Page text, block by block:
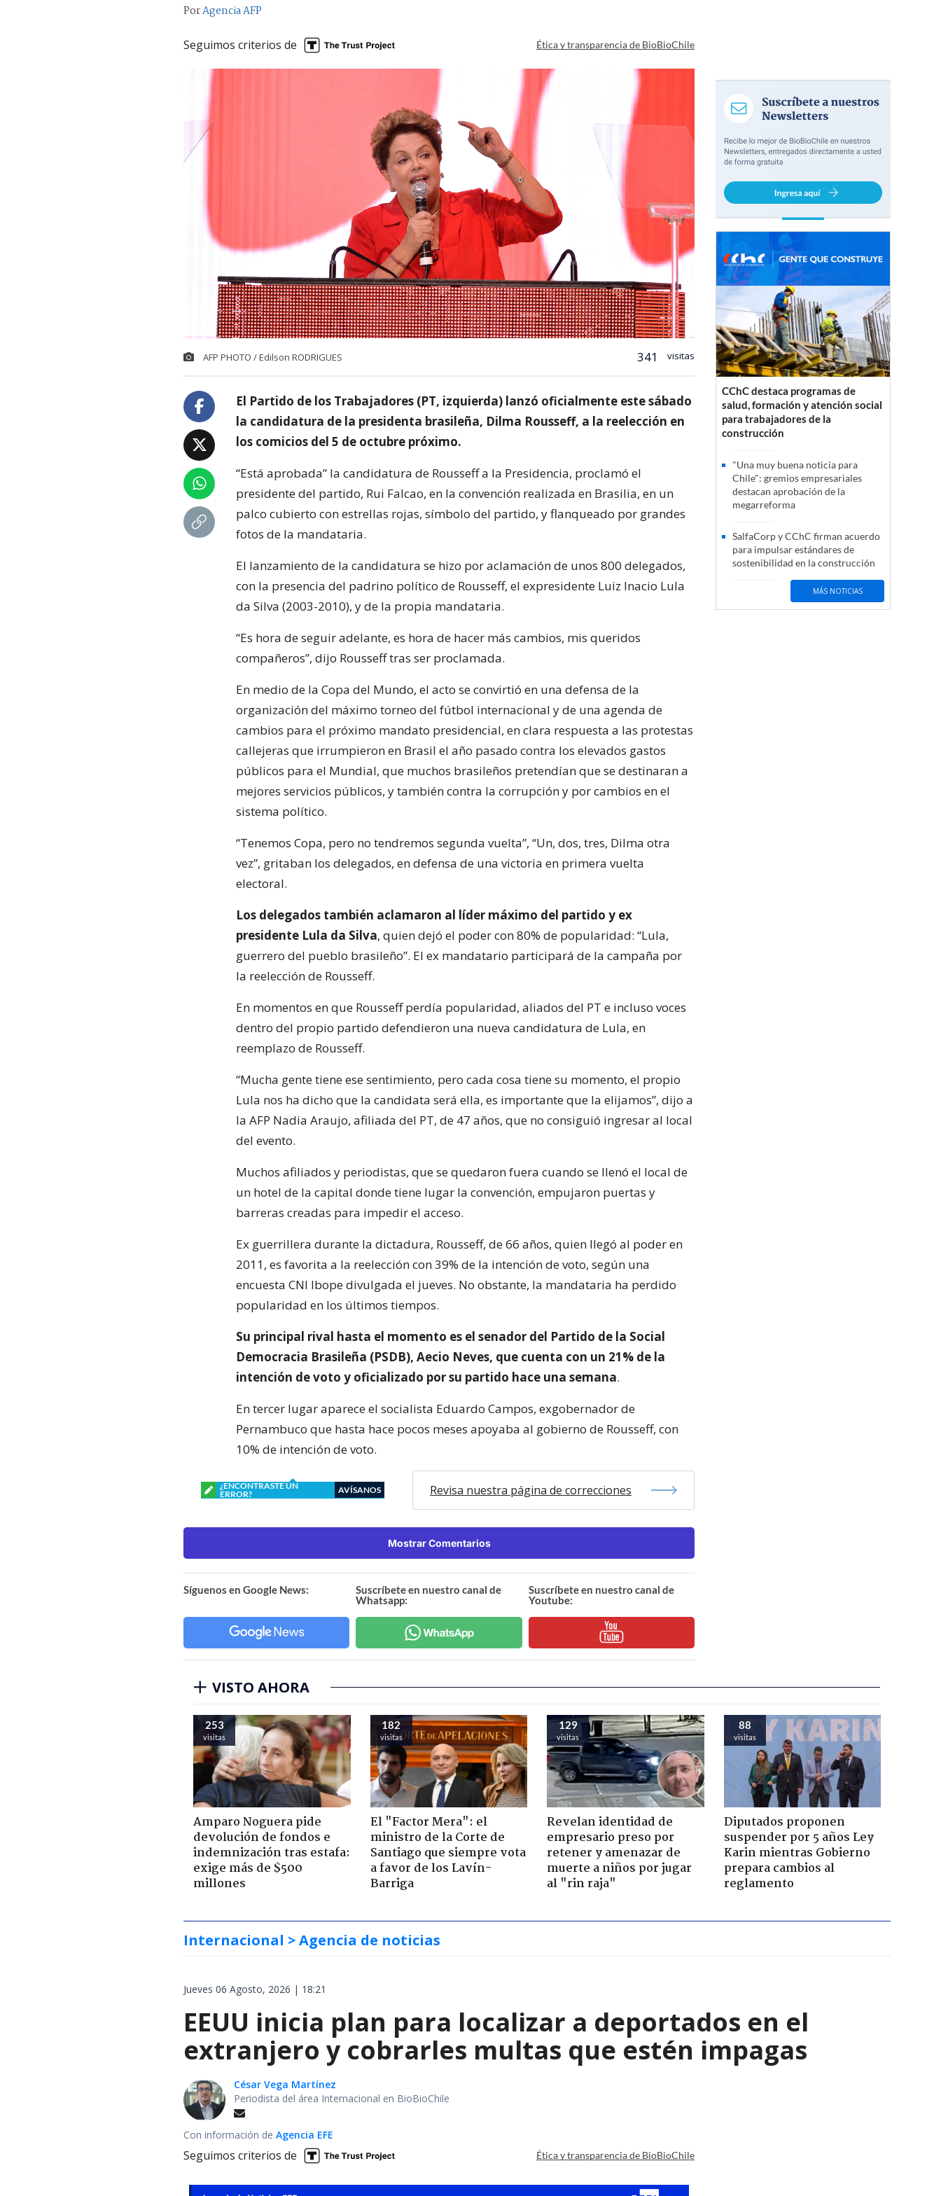
PorAgencia AFP
Seguimos criterios de Ética y transparencia de BioBioChile
AFP PHOTO / Edilson RODRIGUES 341 visitas
El Partido de los Trabajadores (PT, izquierda) lanzó oficialmente este sábado
la candidatura de la presidenta brasileña, Dilma Rousseff, a la reelección en
los comicios del 5 de octubre próximo.
“Está aprobada” la candidatura de Rousseff a la Presidencia, proclamó el
presidente del partido, Rui Falcao, en la convención realizada en Brasilia, en un
palco cubierto con estrellas rojas, símbolo del partido, y flanqueado por grandes
fotos de la mandataria.
El lanzamiento de la candidatura se hizo por aclamación de unos 800 delegados,
con la presencia del padrino político de Rousseff, el expresidente Luiz Inacio Lula
da Silva (2003-2010), y de la propia mandataria.
“Es hora de seguir adelante, es hora de hacer más cambios, mis queridos
compañeros”, dijo Rousseff tras ser proclamada.
En medio de la Copa del Mundo, el acto se convirtió en una defensa de la
organización del máximo torneo del fútbol internacional y de una agenda de
cambios para el próximo mandato presidencial, en clara respuesta a las protestas
callejeras que irrumpieron en Brasil el año pasado contra los elevados gastos
públicos para el Mundial, que muchos brasileños pretendían que se destinaran a
mejores servicios públicos, y también contra la corrupción y por cambios en el
sistema político.
“Tenemos Copa, pero no tendremos segunda vuelta”, “Un, dos, tres, Dilma otra
vez”, gritaban los delegados, en defensa de una victoria en primera vuelta
electoral.
Los delegados también aclamaron al líder máximo del partido y ex
presidente Lula da Silva, quien dejó el poder con 80% de popularidad: “Lula,
guerrero del pueblo brasileño”. El ex mandatario participará de la campaña por
la reelección de Rousseff.
En momentos en que Rousseff perdía popularidad, aliados del PT e incluso voces
dentro del propio partido defendieron una nueva candidatura de Lula, en
reemplazo de Rousseff.
“Mucha gente tiene ese sentimiento, pero cada cosa tiene su momento, el propio
Lula nos ha dicho que la candidata será ella, es importante que la elijamos”, dijo a
la AFP Nadia Araujo, afiliada del PT, de 47 años, que no consiguió ingresar al local
del evento.
Muchos afiliados y periodistas, que se quedaron fuera cuando se llenó el local de
un hotel de la capital donde tiene lugar la convención, empujaron puertas y
barreras creadas para impedir el acceso.
Ex guerrillera durante la dictadura, Rousseff, de 66 años, quien llegó al poder en
2011, es favorita a la reelección con 39% de la intención de voto, según una
encuesta CNI Ibope divulgada el jueves. No obstante, la mandataria ha perdido
popularidad en los últimos tiempos.
Su principal rival hasta el momento es el senador del Partido de la Social
Democracia Brasileña (PSDB), Aecio Neves, que cuenta con un 21% de la
intención de voto y oficializado por su partido hace una semana.
En tercer lugar aparece el socialista Eduardo Campos, exgobernador de
Pernambuco que hasta hace pocos meses apoyaba al gobierno de Rousseff, con
10% de intención de voto.
¿ENCONTRASTE UN
ERROR?
AVÍSANOS Revisa nuestra página de correcciones
Mostrar Comentarios
Síguenos en Google News:
Suscríbete en nuestro canal de
Whatsapp:
Suscríbete en nuestro canal de
Youtube:
CChC destaca programas de
salud, formación y atención social
para trabajadores de la
construcción
"Una muy buena noticia para
Chile": gremios empresariales
destacan aprobación de la
megarreforma
SalfaCorp y CChC firman acuerdo
para impulsar estándares de
sostenibilidad en la construcción
MÁS NOTICIAS
VISTO AHORA
253
visitas
Amparo Noguera pide
devolución de fondos e
indemnización tras estafa:
exige más de $500
millones
182
visitas
El "Factor Mera": el
ministro de la Corte de
Santiago que siempre vota
a favor de los Lavín-
Barriga
129
visitas
Revelan identidad de
empresario preso por
retener y amenazar de
muerte a niños por jugar
al "rin raja"
88
visitas
Diputados proponen
suspender por 5 años Ley
Karin mientras Gobierno
prepara cambios al
reglamento
Internacional > Agencia de noticias
Jueves 06 Agosto, 2026 | 18:21
EEUU inicia plan para localizar a deportados en el
extranjero y cobrarles multas que estén impagas
César Vega Martínez
Periodista del área Internacional en BioBioChile
Con información de Agencia EFE
Seguimos criterios de Ética y transparencia de BioBioChile